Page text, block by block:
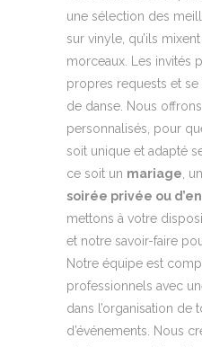
une sélection des
sur vinyle, qu’ils
morceaux. Les invités
propres requests et
de danse. Nous
personnalisés, pour
soit unique et adapté
ce soit un mariage , un
soirée privée ou
mettons à votre
et notre savoir-faire
Notre équipe est
professionnels avec
dans l’organisation de
d’événements. Nous